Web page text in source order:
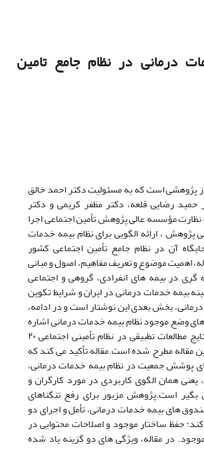
درمانی در نظام جامع تامین
پژوهشی است که به مسئولیت دکتر احمد خالق
حمید رضایی قلعه، دکتر مظفر کریمی و دکتر
مؤسسه عالی پژوهش تأمین اجتماعی اجرا
، ارائه الگویی برای نظام بیمه خدمات
آن در نظام جامع تأمین اجتماعی کشور
اهمیت موضوع و تعریف مفاهیم، اصول و مبانی
گری در بیمه های انفرادی، گروهی و اجتماعی
بیمه خدمات درمانی در ایران و شرایط تکوین
بخش بعدی این نوشتار است و در ادامه،
های وضع موجود نظام بیمه خدمات درمانی اشاره
شده است. خلاصه نتایج مطالعات تطبیقی در نظام تأمینی اجتماعی ۲۰
مقاله مطرح شده است.مقاله تأکید می کند که
پوشش جمعیت در نظام بیمه خدمات درمانی،
یعنی همان الگوی کاربردی در مورد کارگران و
بگیر است.پژوهش مزبور برای رفع تنگناهای
های بیمه خدمات درمانی، تأمل و اجرای دو
حفظ ساختار موجود و اصلاحات محتوایی در
در مقاله، ویژگی های دو گزینه یاد شده